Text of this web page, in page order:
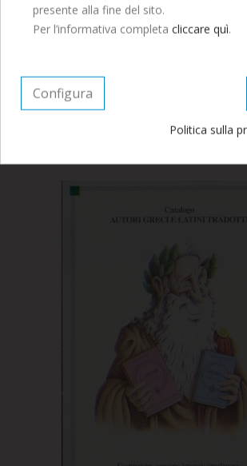
presente alla fine del sito.
Per l’informativa completa cliccare quì.
Configura
Politica sulla
Continua ad ordinare, le
riprenderanno a Settembre.